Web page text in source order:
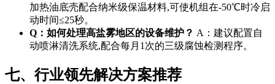
加热油底壳配合纳米级保温材料,可使机组在-50℃时冷启
动时间≤25秒。
Q：如何处理高盐雾地区的设备维护？ A：建议配置自
动喷淋清洗系统,配合每月1次的三级腐蚀检测程序。
七、行业领先解决方案推荐